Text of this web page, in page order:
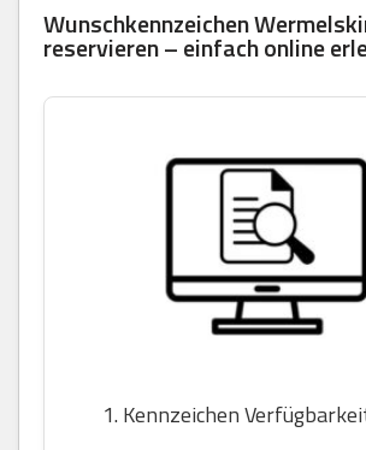
Wunschkennzeichen
reservieren – einfach online
1. Kennzeichen